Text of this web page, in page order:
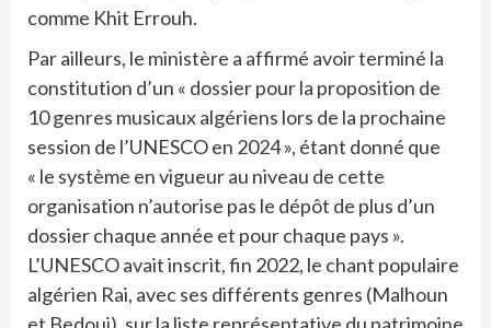
comme Khit Errouh.
Par ailleurs, le ministère a affirmé avoir terminé la
constitution d’un « dossier pour la proposition de
10 genres musicaux algériens lors de la prochaine
session de l’UNESCO en 2024 », étant donné que
« le système en vigueur au niveau de cette
organisation n’autorise pas le dépôt de plus d’un
dossier chaque année et pour chaque pays ».
L’UNESCO avait inscrit, fin 2022, le chant populaire
algérien Rai, avec ses différents genres (Malhoun